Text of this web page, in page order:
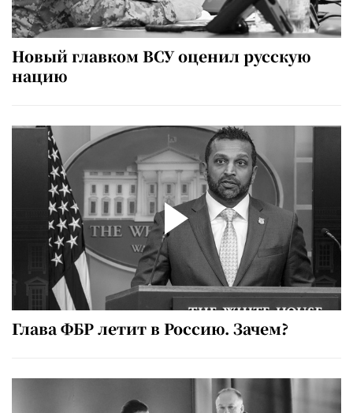
Новый главком ВСУ оценил русскую
нацию
Глава ФБР летит в Россию. Зачем?